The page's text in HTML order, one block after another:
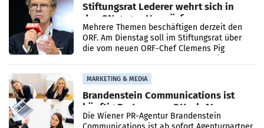
Stiftungsrat Lederer wehrt sich in
den SN gegen Vorwürfe
Mehrere Themen beschäftigen derzeit den
ORF. Am Dienstag soll im Stiftungsrat über
die vom neuen ORF-Chef Clemens Pig
MARKETING & MEDIA
Brandenstein Communications ist
künftig Partner von OtterlyAI
Die Wiener PR-Agentur Brandenstein